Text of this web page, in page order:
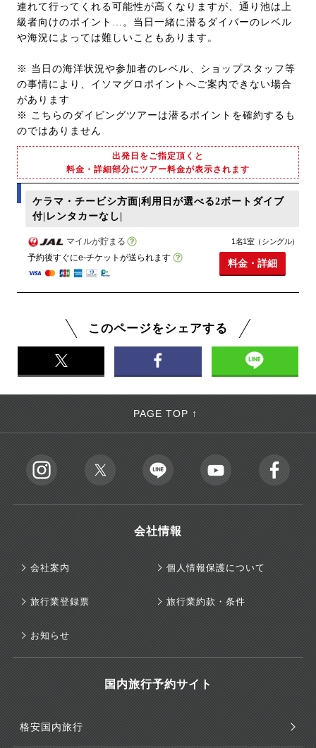
連れて行ってくれる可能性が高くなりますが、通り池は上
級者向けのポイント…。当日一緒に潜るダイバーのレベル
や海況によっては難しいこともあります。
※ 当日の海洋状況や参加者のレベル、ショップスタッフ等
の事情により、イソマグロポイントへご案内できない場合
があります
※ こちらのダイビングツアーは潜るポイントを確約するも
のではありません
出発日をご指定頂くと
料金・詳細部分にツアー料金が表示されます
ケラマ・チービシ方面|利用日が選べる2ボートダイブ
付|レンタカーなし|
マイルが貯まる
予約後すぐにe-チケットが送られます
1名1室（シングル）
料金・詳細
このページをシェアする
PAGE TOP ↑
会社情報
会社案内 個人情報保護について
旅行業登録票 旅行業約款・条件
お知らせ
国内旅行予約サイト
格安国内旅行